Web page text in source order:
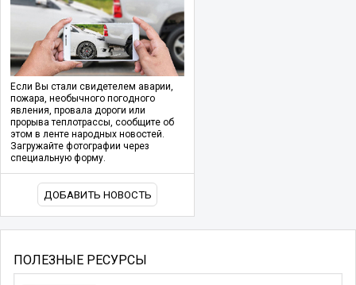
Если Вы стали свидетелем аварии,
пожара, необычного погодного
явления, провала дороги или
прорыва теплотрассы, сообщите об
этом в ленте народных новостей.
Загружайте фотографии через
специальную форму.
ДОБАВИТЬ НОВОСТЬ
ПОЛЕЗНЫЕ РЕСУРСЫ